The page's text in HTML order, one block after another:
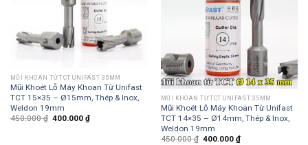
MŨI KHOAN TỪ TCT UNIFAST 35MM
Mũi Khoét Lỗ Máy Khoan Từ Unifast
TCT 15×35 – Ø15mm, Thép & Inox,
Weldon 19mm
450.000₫ 400.000₫
MŨI KHOAN TỪ TCT UNIFAST 35MM
Mũi Khoét Lỗ Máy Khoan Từ Unifast
TCT 14×35 – Ø14mm, Thép & Inox,
Weldon 19mm
450.000₫ 400.000₫